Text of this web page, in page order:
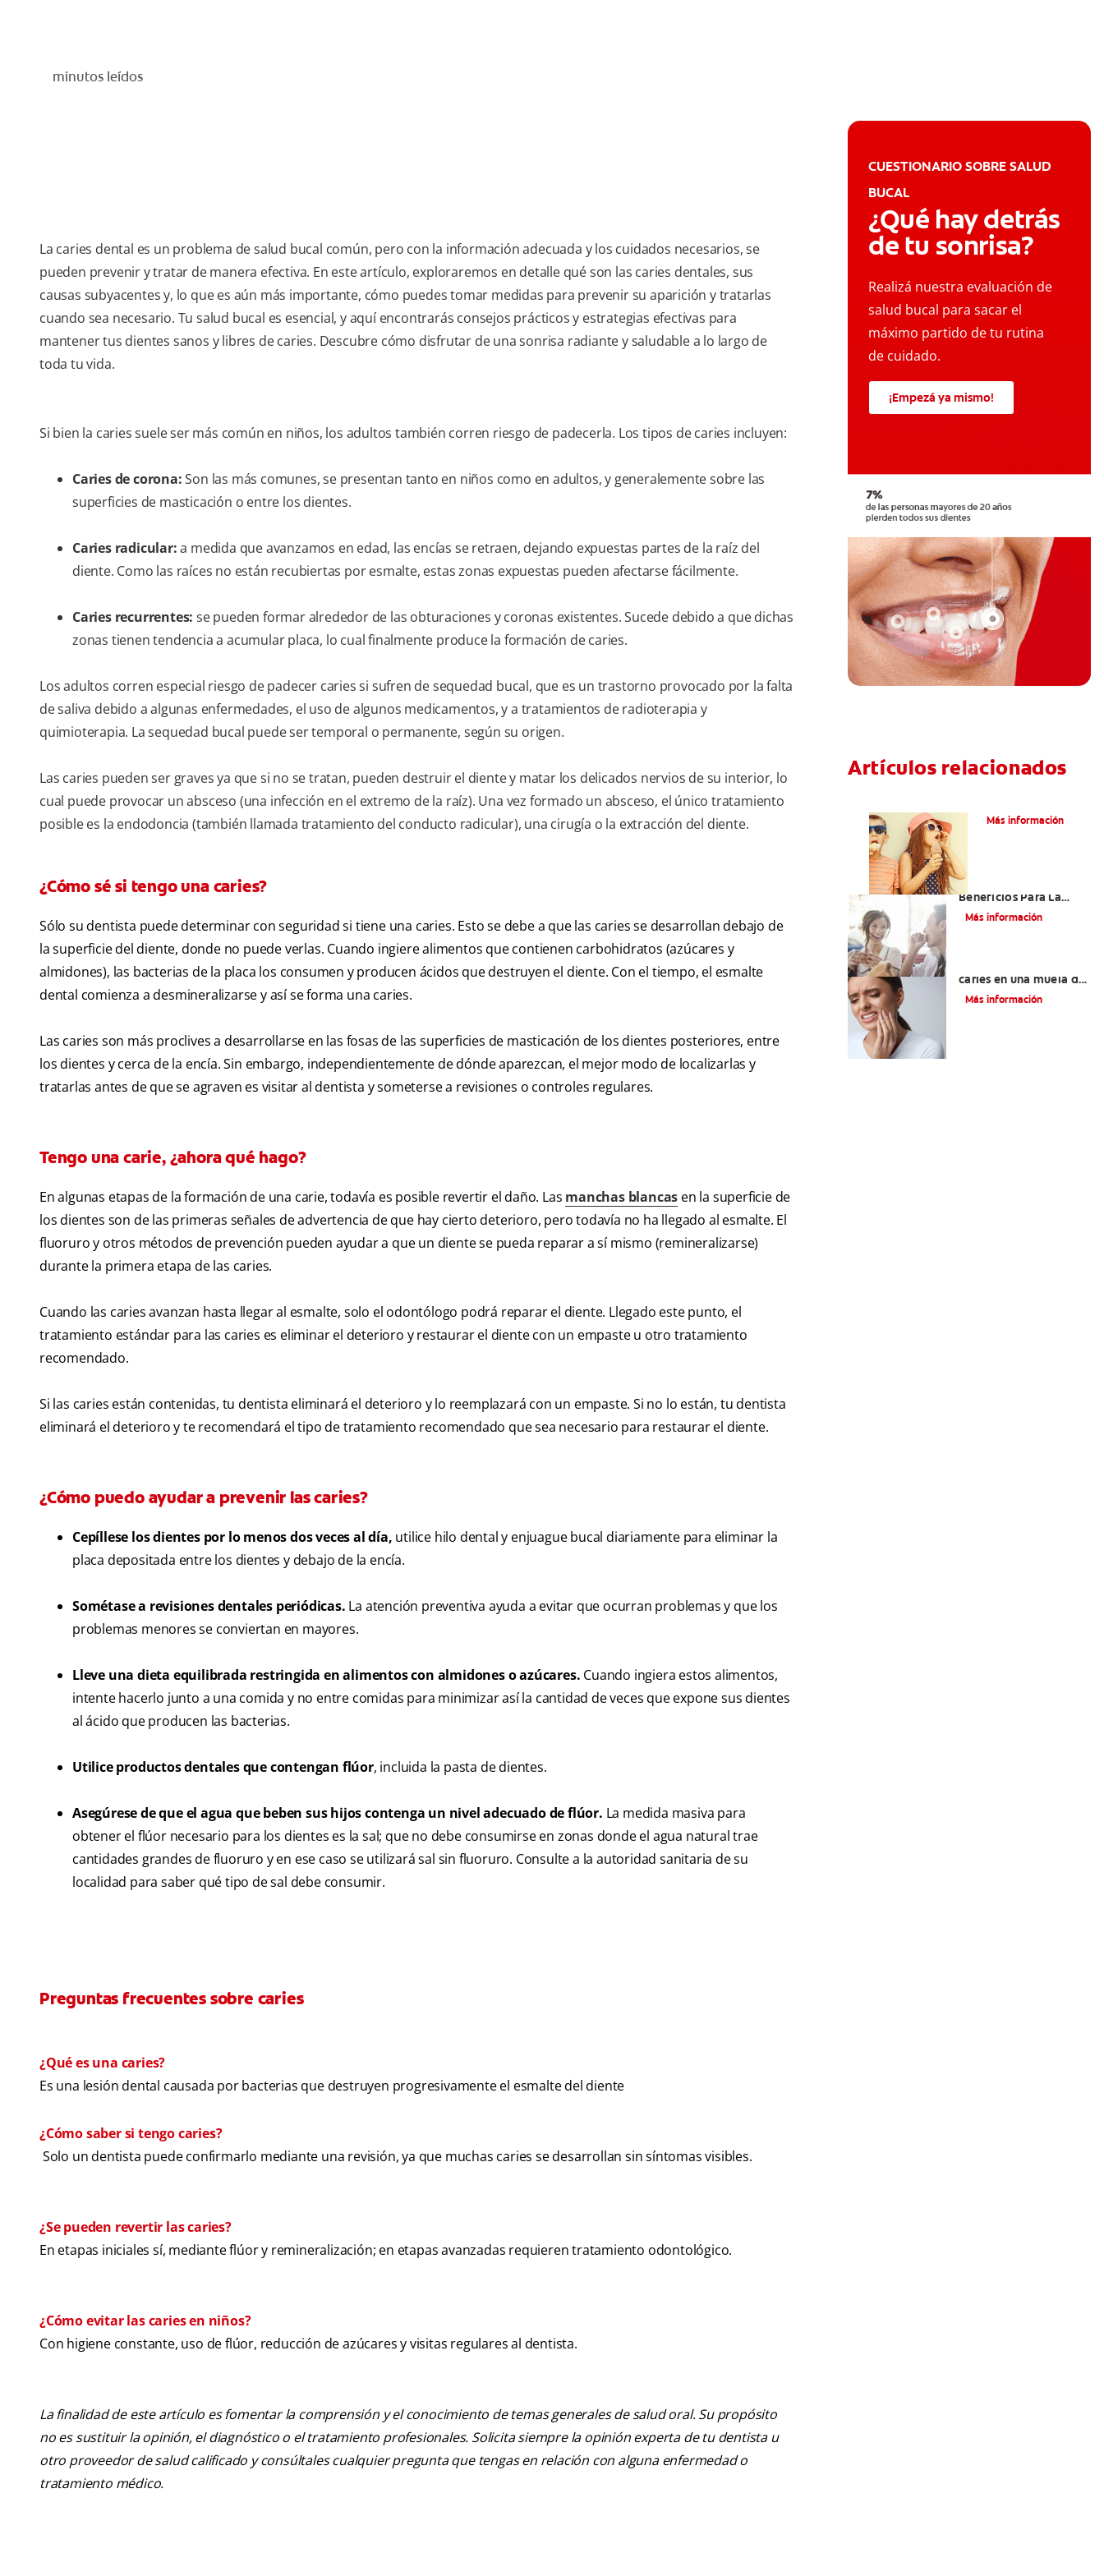
minutos leídos
La caries dental es un problema de salud bucal común, pero con la información adecuada y los cuidados necesarios, se
pueden prevenir y tratar de manera efectiva. En este artículo, exploraremos en detalle qué son las caries dentales, sus
causas subyacentes y, lo que es aún más importante, cómo puedes tomar medidas para prevenir su aparición y tratarlas
cuando sea necesario. Tu salud bucal es esencial, y aquí encontrarás consejos prácticos y estrategias efectivas para
mantener tus dientes sanos y libres de caries. Descubre cómo disfrutar de una sonrisa radiante y saludable a lo largo de
toda tu vida.
Si bien la caries suele ser más común en niños, los adultos también corren riesgo de padecerla. Los tipos de caries incluyen:
Caries de corona:Son las más comunes, se presentan tanto en niños como en adultos, y generalemente sobre las
superficies de masticación o entre los dientes.
Caries radicular:a medida que avanzamos en edad, las encías se retraen, dejando expuestas partes de la raíz del
diente. Como las raíces no están recubiertas por esmalte, estas zonas expuestas pueden afectarse fácilmente.
Caries recurrentes: se pueden formar alrededor de las obturaciones y coronas existentes. Sucede debido a que dichas
zonas tienen tendencia a acumular placa, lo cual finalmente produce la formación de caries.
Los adultos corren especial riesgo de padecer caries si sufren de sequedad bucal, que es un trastorno provocado por la falta
de saliva debido a algunas enfermedades, el uso de algunos medicamentos, y a tratamientos de radioterapia y
quimioterapia. La sequedad bucal puede ser temporal o permanente, según su origen.
Las caries pueden ser graves ya que si no se tratan, pueden destruir el diente y matar los delicados nervios de su interior, lo
cual puede provocar un absceso (una infección en el extremo de la raíz). Una vez formado un absceso, el único tratamiento
posible es la endodoncia (también llamada tratamiento del conducto radicular), una cirugía o la extracción del diente.
¿Cómo sé si tengo una caries?
Sólo su dentista puede determinar con seguridad si tiene una caries. Esto se debe a que las caries se desarrollan debajo de
la superficie del diente, donde no puede verlas. Cuando ingiere alimentos que contienen carbohidratos (azúcares y
almidones), las bacterias de la placa los consumen y producen ácidos que destruyen el diente. Con el tiempo, el esmalte
dental comienza a desmineralizarse y así se forma una caries.
Las caries son más proclives a desarrollarse en las fosas de las superficies de masticación de los dientes posteriores, entre
los dientes y cerca de la encía. Sin embargo, independientemente de dónde aparezcan, el mejor modo de localizarlas y
tratarlas antes de que se agraven es visitar al dentista y someterse a revisiones o controles regulares.
Tengo una carie, ¿ahora qué hago?
En algunas etapas de la formación de una carie, todavía es posible revertir el daño. Las manchas blancas en la superficie de
los dientes son de las primeras señales de advertencia de que hay cierto deterioro, pero todavía no ha llegado al esmalte. El
fluoruro y otros métodos de prevención pueden ayudar a que un diente se pueda reparar a sí mismo (remineralizarse)
durante la primera etapa de las caries.
Cuando las caries avanzan hasta llegar al esmalte, solo el odontólogo podrá reparar el diente. Llegado este punto, el
tratamiento estándar para las caries es eliminar el deterioro y restaurar el diente con un empaste u otro tratamiento
recomendado.
Si las caries están contenidas, tu dentista eliminará el deterioro y lo reemplazará con un empaste. Si no lo están, tu dentista
eliminará el deterioro y te recomendará el tipo de tratamiento recomendado que sea necesario para restaurar el diente.
¿Cómo puedo ayudar a prevenir las caries?
Cepíllese los dientes por lo menos dos veces al día, utilice hilo dental y enjuague bucal diariamente para eliminar la
placa depositada entre los dientes y debajo de la encía.
Sométase a revisiones dentales periódicas. La atención preventiva ayuda a evitar que ocurran problemas y que los
problemas menores se conviertan en mayores.
Lleve una dieta equilibrada restringida en alimentos con almidones o azúcares. Cuando ingiera estos alimentos,
intente hacerlo junto a una comida y no entre comidas para minimizar así la cantidad de veces que expone sus dientes
al ácido que producen las bacterias.
Utilice productos dentales que contengan flúor, incluida la pasta de dientes.
Asegúrese de que el agua que beben sus hijos contenga un nivel adecuado de flúor. La medida masiva para
obtener el flúor necesario para los dientes es la sal; que no debe consumirse en zonas donde el agua natural trae
cantidades grandes de fluoruro y en ese caso se utilizará sal sin fluoruro. Consulte a la autoridad sanitaria de su
localidad para saber qué tipo de sal debe consumir.
Preguntas frecuentes sobre caries
¿Qué es una caries?
Es una lesión dental causada por bacterias que destruyen progresivamente el esmalte del diente
¿Cómo saber si tengo caries?
Solo un dentista puede confirmarlo mediante una revisión, ya que muchas caries se desarrollan sin síntomas visibles.
¿Se pueden revertir las caries?
En etapas iniciales sí, mediante flúor y remineralización; en etapas avanzadas requieren tratamiento odontológico.
¿Cómo evitar las caries en niños?
Con higiene constante, uso de flúor, reducción de azúcares y visitas regulares al dentista.
La finalidad de este artículo es fomentar la comprensión y el conocimiento de temas generales de salud oral. Su propósito
no es sustituir la opinión, el diagnóstico o el tratamiento profesionales. Solicita siempre la opinión experta de tu dentista u
otro proveedor de salud calificado y consúltales cualquier pregunta que tengas en relación con alguna enfermedad o
tratamiento médico.
CUESTIONARIO SOBRE SALUD
BUCAL
¿Qué hay detrás
de tu sonrisa?
Realizá nuestra evaluación de
salud bucal para sacar el
máximo partido de tu rutina
de cuidado.
¡Empezá ya mismo!
Artículos relacionados
Más información
Saliva Y Chicle - Sus
Beneficios Para La
Salud Bucal
Más información
caries en una muela del
juicio?
Más información